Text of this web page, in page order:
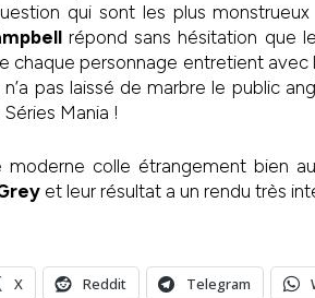
qui sont les plus
répond sans hésitation que
chaque personnage entretient avec
pas laissé de marbre le public
Mania !
moderne colle étrangement bien
et leur résultat a un rendu très
X Reddit Telegram